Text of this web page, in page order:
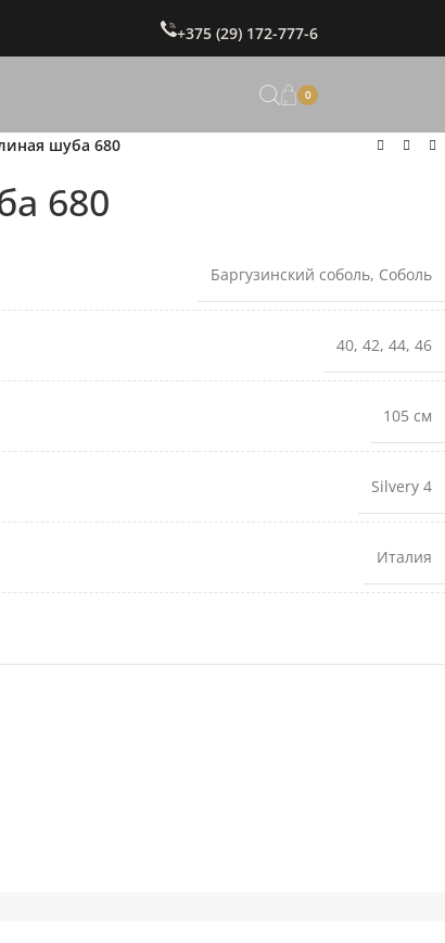
+375 (29) 172-777-6
0
шуба 680
680
Баргузинский соболь, Соболь
40, 42, 44, 46
105 см
Silvery 4
Италия